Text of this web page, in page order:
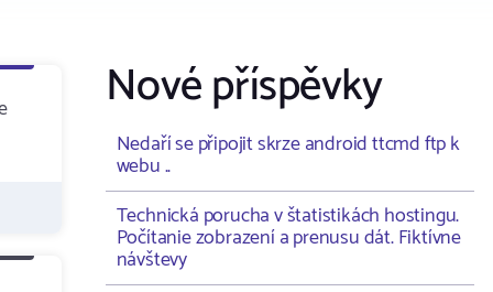
Nové příspěvky
Nedaří se připojit skrze android ttcmd ftp k
webu ..
Technická porucha v štatistikách hostingu.
Počítanie zobrazení a prenusu dát. Fiktívne
návštevy